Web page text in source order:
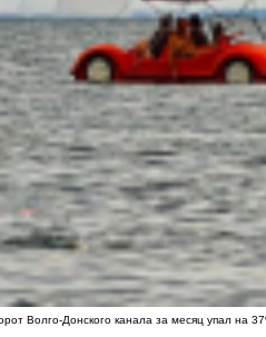
Волго-Донского канала за месяц упал на